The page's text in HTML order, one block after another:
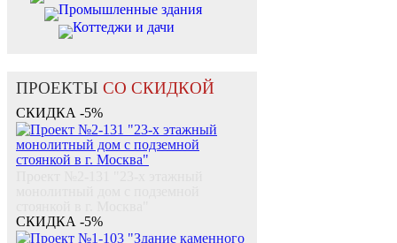
Промышленные здания
Коттеджи и дачи
ПРОЕКТЫ СО СКИДКОЙ
СКИДКА -5%
СКИДКА -5%